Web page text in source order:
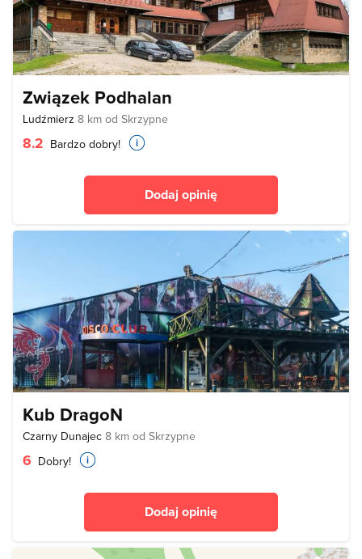
Związek Podhalan
Ludźmierz 8 km od Skrzypne
8.2 Bardzo dobry!
Dodaj opinię
Kub DragoN
Czarny Dunajec 8 km od Skrzypne
6 Dobry!
Dodaj opinię